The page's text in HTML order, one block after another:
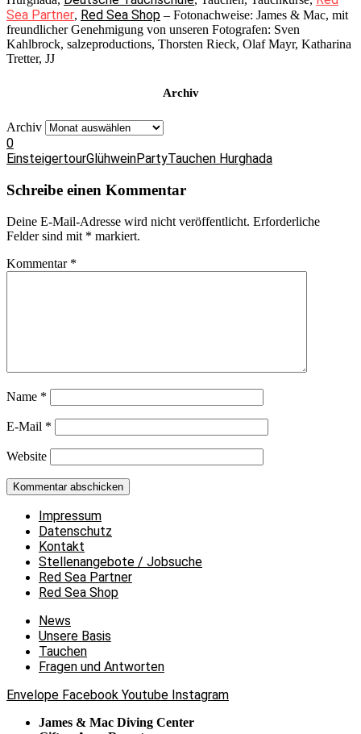
Sea Partner, Red Sea Shop – Fotonachweise: James & Mac, mit
freundlicher Genehmigung von unseren Fotografen: Sven
Kahlbrock, salzeproductions, Thorsten Rieck, Olaf Mayr, Katharina
Tretter, JJ
Archiv
Archiv
0
EinsteigertourGlühweinPartyTauchen Hurghada
Schreibe einen Kommentar
Deine E-Mail-Adresse wird nicht veröffentlicht. Erforderliche
Felder sind mit * markiert.
Kommentar *
Name *
E-Mail *
Website
Impressum
Datenschutz
Kontakt
Stellenangebote / Jobsuche
Red Sea Partner
Red Sea Shop
News
Unsere Basis
Tauchen
Fragen und Antworten
Envelope Facebook Youtube Instagram
James & Mac Diving Center